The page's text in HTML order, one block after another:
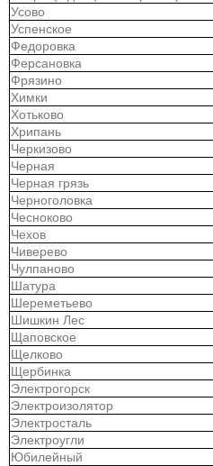
Усово
Успенское
Федоровка
Ферсановка
Фрязино
Химки
Хотьково
Хрипань
Черкизово
Черная
Черная грязь
Черноголовка
Чесноково
Чехов
Чиверево
Чулпаново
Шатура
Шереметьево
Шишкин Лес
Щаповское
Щелково
Щербинка
Электрогорск
Электроизолятор
Электросталь
Электроугли
Юбилейный